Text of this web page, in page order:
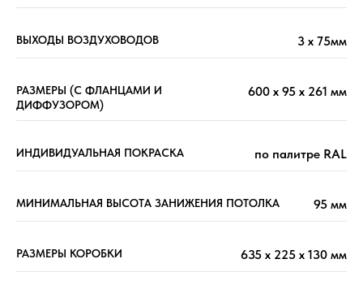
ВЫХОДЫ ВОЗДУХОВОДОВ 3 х 75мм
РАЗМЕРЫ (С ФЛАНЦАМИ И
ДИФФУЗОРОМ)
600 х 95 х 261 мм
ИНДИВИДУАЛЬНАЯ ПОКРАСКА по палитре RAL
МИНИМАЛЬНАЯ ВЫСОТА ЗАНИЖЕНИЯ ПОТОЛКА 95 мм
РАЗМЕРЫ КОРОБКИ 635 х 225 х 130 мм